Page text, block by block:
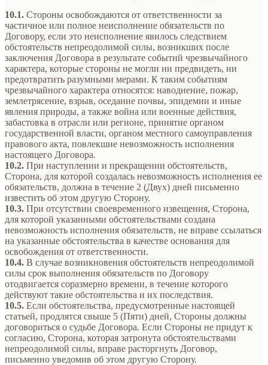
10.1. Стороны освобождаются от ответственности за
частичное или полное неисполнение обязательств по
Договору, если это неисполнение явилось следствием
обстоятельств непреодолимой силы, возникших после
заключения Договора в результате событий чрезвычайного
характера, которые стороны не могли ни предвидеть, ни
предотвратить разумными мерами. К таким событиям
чрезвычайного характера относятся: наводнение, пожар,
землетрясение, взрыв, оседание почвы, эпидемии и иные
явления природы, а также война или военные действия,
забастовка в отрасли или регионе, принятие органом
государственной власти, органом местного самоуправления
правового акта, повлекшие невозможность исполнения
настоящего Договора.
10.2. При наступлении и прекращении обстоятельств,
Сторона, для которой создалась невозможность исполнения ее
обязательств, должна в течение 2 (Двух) дней письменно
известить об этом другую Сторону.
10.3. При отсутствии своевременного извещения, Сторона,
для которой указанными обстоятельствами создана
невозможность исполнения обязательств, не вправе ссылаться
на указанные обстоятельства в качестве основания для
освобождения от ответственности.
10.4. В случае возникновения обстоятельств непреодолимой
силы срок выполнения обязательств по Договору
отодвигается соразмерно времени, в течение которого
действуют такие обстоятельства и их последствия.
10.5. Если обстоятельства, предусмотренные настоящей
статьей, продлятся свыше 5 (Пяти) дней, Стороны должны
договориться о судьбе Договора. Если Стороны не придут к
согласию, Сторона, которая затронута обстоятельствами
непреодолимой силы, вправе расторгнуть Договор,
письменно уведомив об этом другую Сторону.